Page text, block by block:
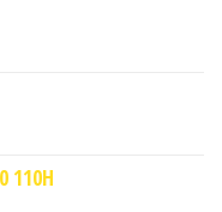
110H